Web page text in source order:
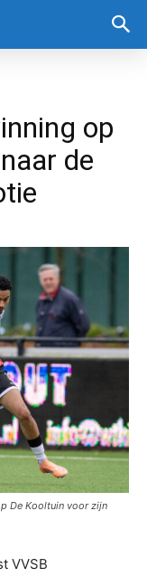
op
de
De Kooltuin voor zijn
VVSB